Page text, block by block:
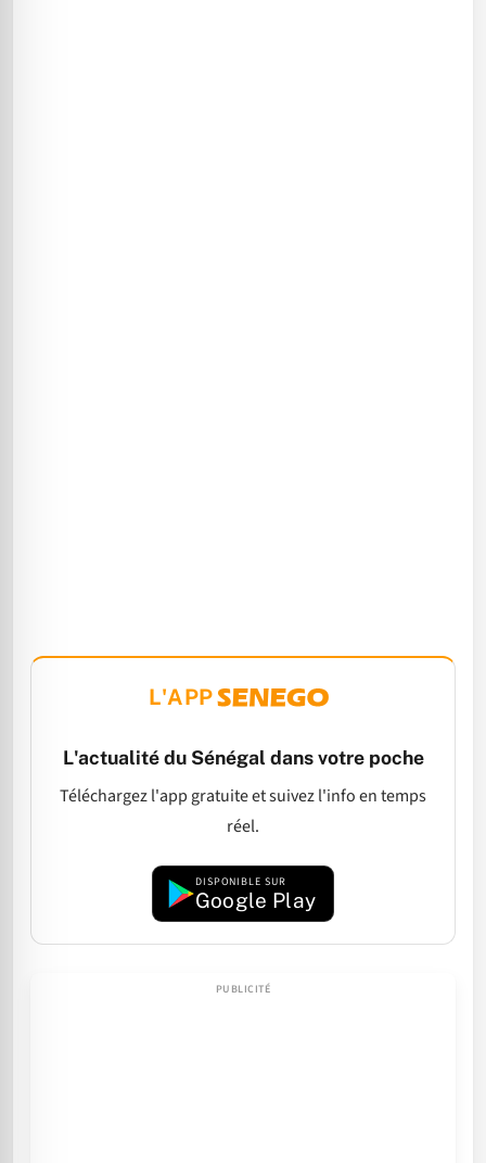
L'APP
L'actualité du Sénégal dans votre poche
Téléchargez l'app gratuite et suivez l'info en temps
réel.
DISPONIBLE SUR
Google Play